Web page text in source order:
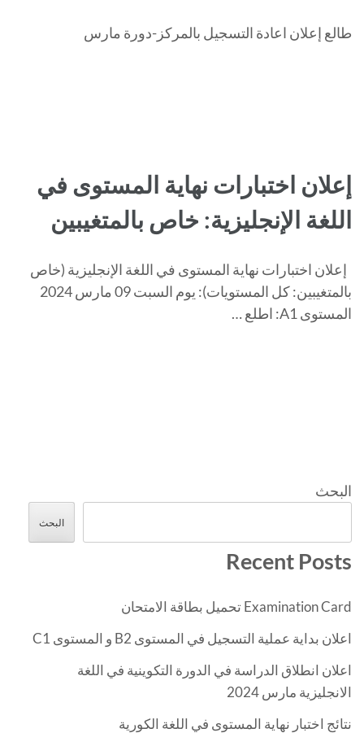
طالع إعلان اعادة التسجيل بالمركز-دورة مارس
إعلان اختبارات نهاية المستوى في
اللغة الإنجليزية: خاص بالمتغيبين
إعلان اختبارات نهاية المستوى في اللغة الإنجليزية (خاص
بالمتغيبين: كل المستويات): يوم السبت 09 مارس 2024
المستوى A1: اطلع …
البحث
البحث
Recent Posts
Examination Card تحميل بطاقة الامتحان
اعلان بداية عملية التسجيل في المستوى B2 و المستوى C1
اعلان انطلاق الدراسة في الدورة التكوينية في اللغة
الانجليزية مارس 2024
نتائج اختبار نهاية المستوى في اللغة الكورية